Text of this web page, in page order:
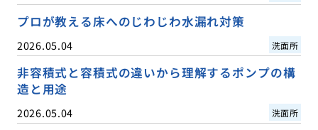
プロが教える床へのじわじわ水漏れ対策
2026.05.04 洗面所
非容積式と容積式の違いから理解するポンプの構
造と用途
2026.05.04 洗面所